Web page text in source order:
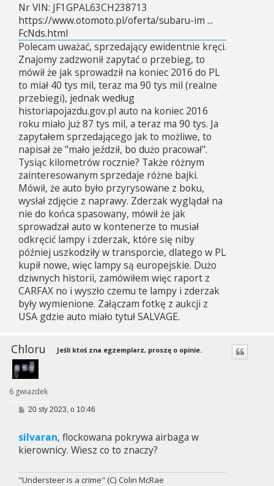
Nr VIN: JF1GPAL63CH238713
https://www.otomoto.pl/oferta/subaru-im ...
FcNds.html
Polecam uważać, sprzedający ewidentnie kręci.
Znajomy zadzwonił zapytać o przebieg, to
mówił że jak sprowadził na koniec 2016 do PL
to miał 40 tys mil, teraz ma 90 tys mil (realne
przebiegi), jednak według
historiapojazdu.gov.pl auto na koniec 2016
roku miało już 87 tys mil, a teraz ma 90 tys. Ja
zapytałem sprzedającego jak to możliwe, to
napisał że "mało jeździł, bo dużo pracował".
Tysiąc kilometrów rocznie? Także różnym
zainteresowanym sprzedaje różne bajki.
Mówił, że auto było przyrysowane z boku,
wysłał zdjęcie z naprawy. Zderzak wyglądał na
nie do końca spasowany, mówił że jak
sprowadzał auto w kontenerze to musiał
odkręcić lampy i zderzak, które się niby
później uszkodziły w transporcie, dlatego w PL
kupił nowe, więc lampy są europejskie. Dużo
dziwnych historii, zamówiłem więc raport z
CARFAX no i wyszło czemu te lampy i zderzak
były wymienione. Załączam fotkę z aukcji z
USA gdzie auto miało tytuł SALVAGE.
Chloru
6 gwiazdek
Jeśli ktoś zna egzemplarz, proszę o opinie.
P
t
20 sty 2023, o 10:46
silvaran, flockowana pokrywa airbaga w
kierownicy. Wiesz co to znaczy?
"Understeer is a crime" (C) Colin McRae